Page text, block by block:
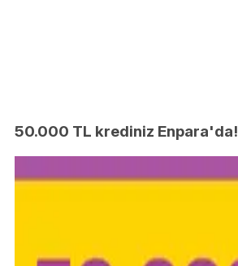
50.000 TL krediniz Enpara'da!